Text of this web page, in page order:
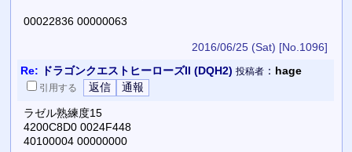
00022836 00000063
2016/06/25 (Sat) [No.1096]
Re: ドラゴンクエストヒーローズII (DQH2) 投稿者： hage
引用する
ラゼル熟練度15
4200C8D0 0024F448
40100004 00000000